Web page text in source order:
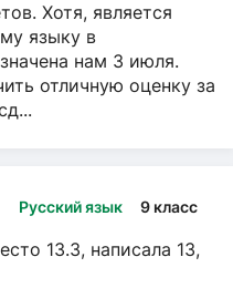
Хотя, является
языку в
нам 3 июля.
отличную оценку за
Русский язык 9 класс
13.3, написала 13,